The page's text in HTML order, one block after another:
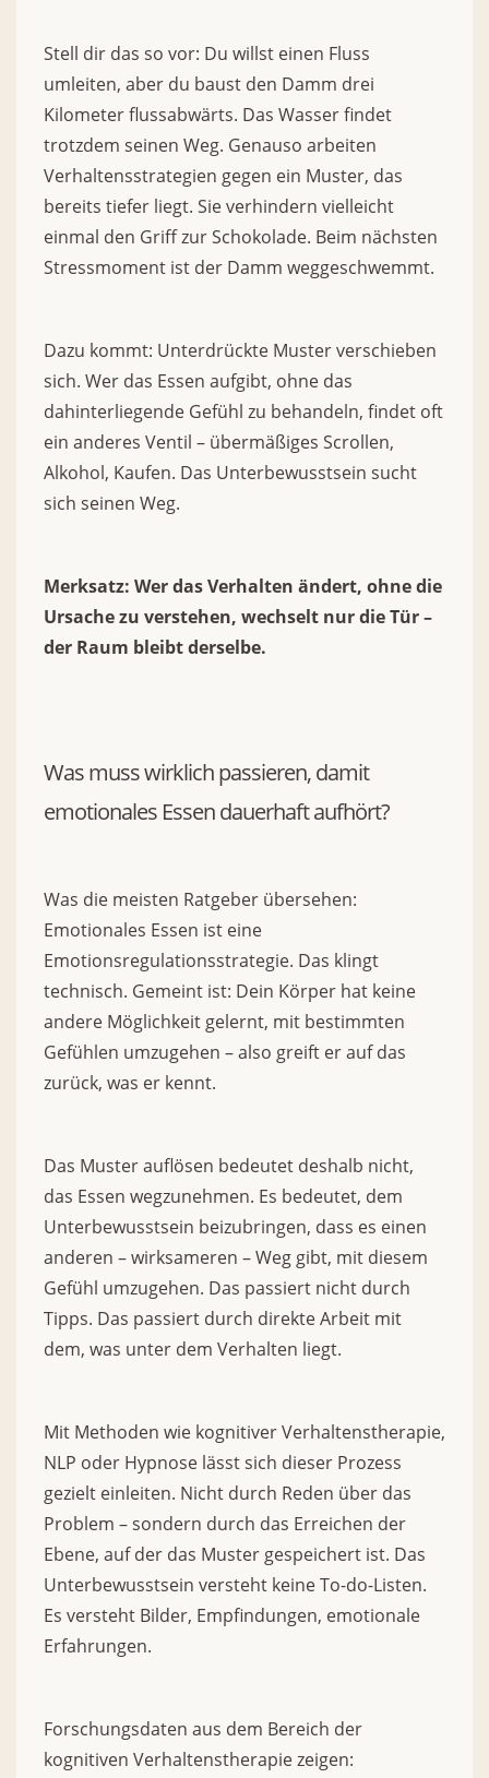
Stell dir das so vor: Du willst einen Fluss
umleiten, aber du baust den Damm drei
Kilometer flussabwärts. Das Wasser findet
trotzdem seinen Weg. Genauso arbeiten
Verhaltensstrategien gegen ein Muster, das
bereits tiefer liegt. Sie verhindern vielleicht
einmal den Griff zur Schokolade. Beim nächsten
Stressmoment ist der Damm weggeschwemmt.
Dazu kommt: Unterdrückte Muster verschieben
sich. Wer das Essen aufgibt, ohne das
dahinterliegende Gefühl zu behandeln, findet oft
ein anderes Ventil – übermäßiges Scrollen,
Alkohol, Kaufen. Das Unterbewusstsein sucht
sich seinen Weg.
Merksatz: Wer das Verhalten ändert, ohne die
Ursache zu verstehen, wechselt nur die Tür –
der Raum bleibt derselbe.
Was muss wirklich passieren, damit
emotionales Essen dauerhaft aufhört?
Was die meisten Ratgeber übersehen:
Emotionales Essen ist eine
Emotionsregulationsstrategie. Das klingt
technisch. Gemeint ist: Dein Körper hat keine
andere Möglichkeit gelernt, mit bestimmten
Gefühlen umzugehen – also greift er auf das
zurück, was er kennt.
Das Muster auflösen bedeutet deshalb nicht,
das Essen wegzunehmen. Es bedeutet, dem
Unterbewusstsein beizubringen, dass es einen
anderen – wirksameren – Weg gibt, mit diesem
Gefühl umzugehen. Das passiert nicht durch
Tipps. Das passiert durch direkte Arbeit mit
dem, was unter dem Verhalten liegt.
Mit Methoden wie kognitiver Verhaltenstherapie,
NLP oder Hypnose lässt sich dieser Prozess
gezielt einleiten. Nicht durch Reden über das
Problem – sondern durch das Erreichen der
Ebene, auf der das Muster gespeichert ist. Das
Unterbewusstsein versteht keine To-do-Listen.
Es versteht Bilder, Empfindungen, emotionale
Erfahrungen.
Forschungsdaten aus dem Bereich der
kognitiven Verhaltenstherapie zeigen: